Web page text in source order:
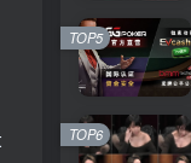
TOP5
TOP6